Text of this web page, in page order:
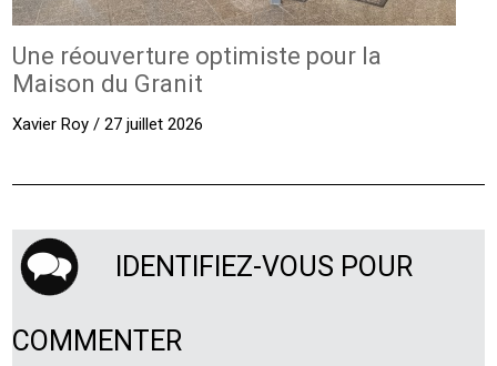
Une réouverture optimiste pour la
Maison du Granit
Xavier Roy / 27 juillet 2026
IDENTIFIEZ-VOUS POUR
COMMENTER